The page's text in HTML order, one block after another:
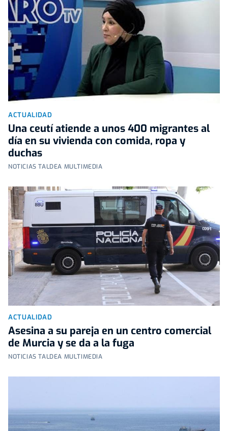
ACTUALIDAD
Una ceutí atiende a unos 400 migrantes al
día en su vivienda con comida, ropa y
duchas
NOTICIAS TALDEA MULTIMEDIA
ACTUALIDAD
Asesina a su pareja en un centro comercial
de Murcia y se da a la fuga
NOTICIAS TALDEA MULTIMEDIA